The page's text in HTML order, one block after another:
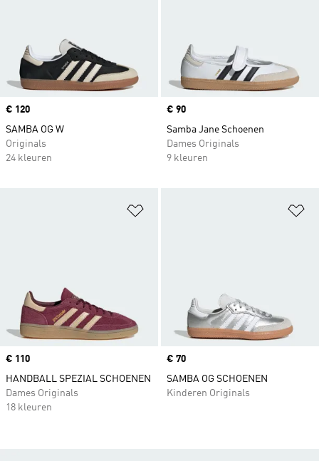
Price
€ 120
SAMBA OG W
Originals
24 kleuren
Price
€ 90
Samba Jane Schoenen
Dames Originals
9 kleuren
Price
€ 110
HANDBALL SPEZIAL SCHOENEN
Dames Originals
18 kleuren
Price
€ 70
SAMBA OG SCHOENEN
Kinderen Originals